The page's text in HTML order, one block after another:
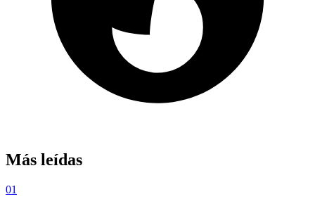
Más leídas
01